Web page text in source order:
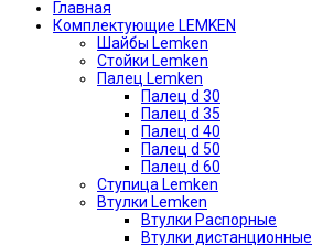
Главная
Комплектующие LEMKEN
Шайбы Lemken
Стойки Lemken
Палец Lemken
Палец d 30
Палец d 35
Палец d 40
Палец d 50
Палец d 60
Ступица Lemken
Втулки Lemken
Втулки Распорные
Втулки дистанционные